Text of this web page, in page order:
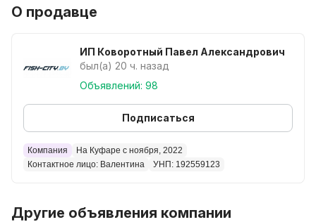
стекло/б 250 гр - 109.9 BYN
- Наличие уточняйте по телефону, возможен
предзаказ.
- Продовольственную рыбу и морепродукты
заказать можно только на доставку!
Смотрите другие наши объявления! Звоните, мы
ответим на все ваши вопросы.
О продавце
ИП Коворотный Павел Александрович
был(а) 20 ч. назад
Объявлений: 98
Подписаться
Компания
На Куфаре с ноября, 2022
Контактное лицо: Валентина
УНП: 192559123
Другие объявления компании